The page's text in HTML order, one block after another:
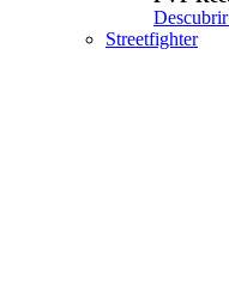
Streetfighter